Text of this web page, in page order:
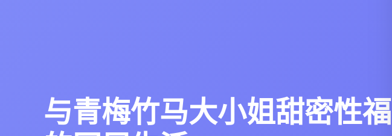
与青梅竹马大小姐甜密性福